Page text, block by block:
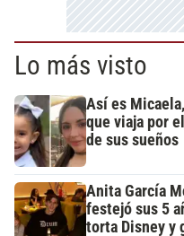
Lo más visto
Así es
que viaja por
de sus sueños
Anita García
festejó sus 5
torta Disney y